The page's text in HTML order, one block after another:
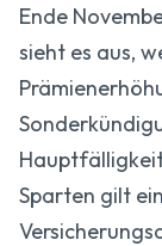
Ende
sieht es aus,
Sparten gilt